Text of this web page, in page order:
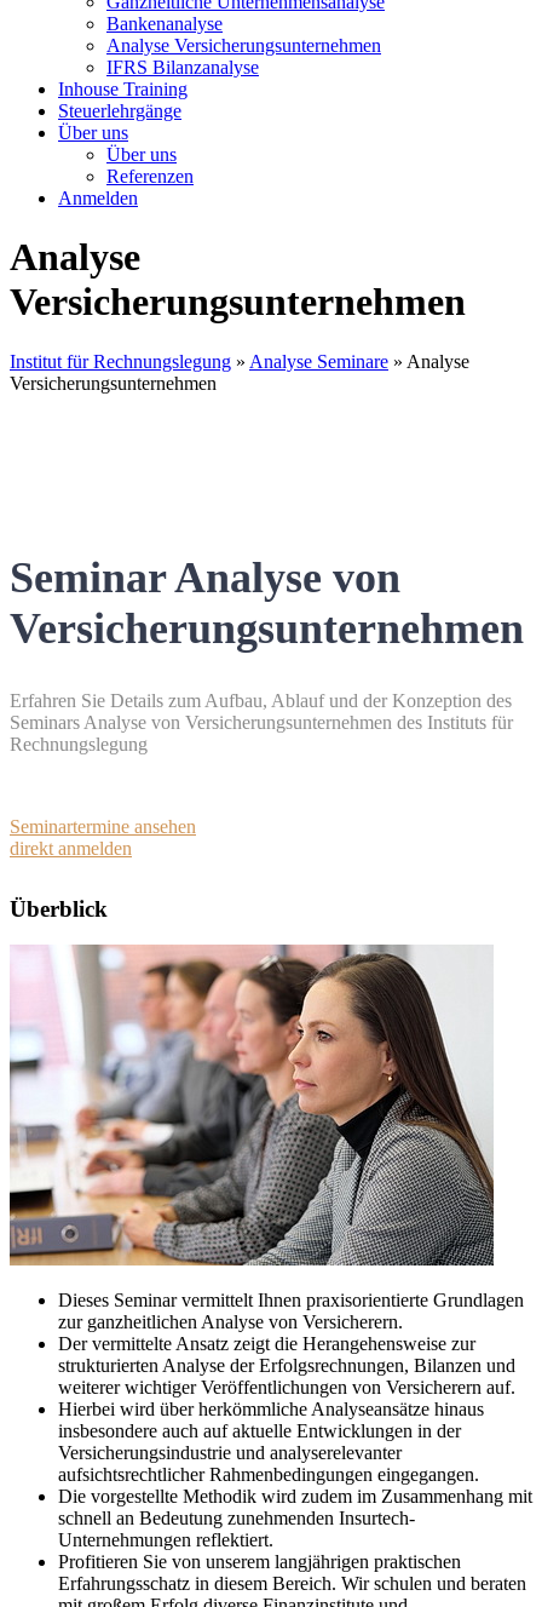
Bankenanalyse
Analyse Versicherungsunternehmen
IFRS Bilanzanalyse
Inhouse Training
Steuerlehrgänge
Über uns
Über uns
Referenzen
Anmelden
Analyse
Versicherungsunternehmen
Institut für Rechnungslegung » Analyse Seminare » Analyse
Versicherungsunternehmen
Seminar Analyse von
Versicherungsunternehmen
Erfahren Sie Details zum Aufbau, Ablauf und der Konzeption des
Seminars Analyse von Versicherungsunternehmen des Instituts für
Rechnungslegung
Seminartermine ansehen
direkt anmelden
Überblick
Dieses Seminar vermittelt Ihnen praxisorientierte Grundlagen
zur ganzheitlichen Analyse von Versicherern.
Der vermittelte Ansatz zeigt die Herangehensweise zur
strukturierten Analyse der Erfolgsrechnungen, Bilanzen und
weiterer wichtiger Veröffentlichungen von Versicherern auf.
Hierbei wird über herkömmliche Analyseansätze hinaus
insbesondere auch auf aktuelle Entwicklungen in der
Versicherungsindustrie und analyserelevanter
aufsichtsrechtlicher Rahmenbedingungen eingegangen.
Die vorgestellte Methodik wird zudem im Zusammenhang mit
schnell an Bedeutung zunehmenden Insurtech-
Unternehmungen reflektiert.
Profitieren Sie von unserem langjährigen praktischen
Erfahrungsschatz in diesem Bereich. Wir schulen und beraten